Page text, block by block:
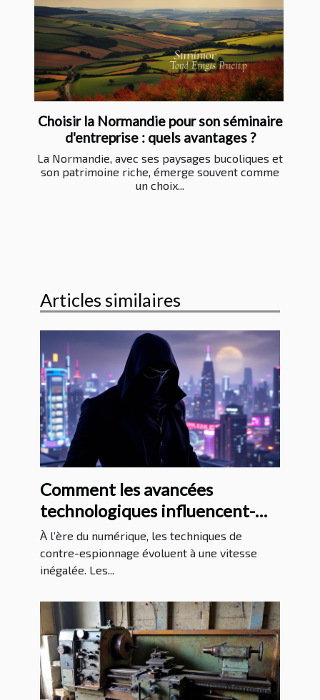
Choisir la Normandie pour son séminaire
d'entreprise : quels avantages ?
La Normandie, avec ses paysages bucoliques et
son patrimoine riche, émerge souvent comme
un choix...
Articles similaires
Comment les avancées
technologiques influencent-
elles les méthodes de contre-
espionnage ?
À l’ère du numérique, les techniques de
contre-espionnage évoluent à une vitesse
inégalée. Les...